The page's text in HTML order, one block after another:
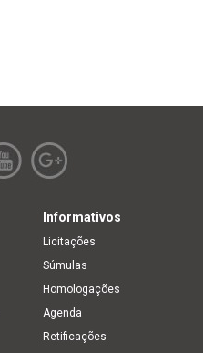
Informativos
Licitações
Súmulas
Homologações
Agenda
Retificações